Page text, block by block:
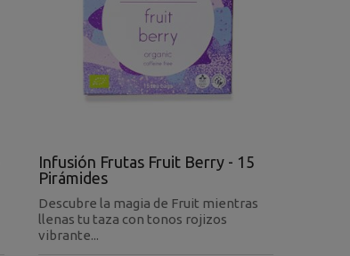
Infusión Frutas Fruit Berry - 15
Pirámides
Descubre la magia de Fruit mientras
llenas tu taza con tonos rojizos
vibrante...